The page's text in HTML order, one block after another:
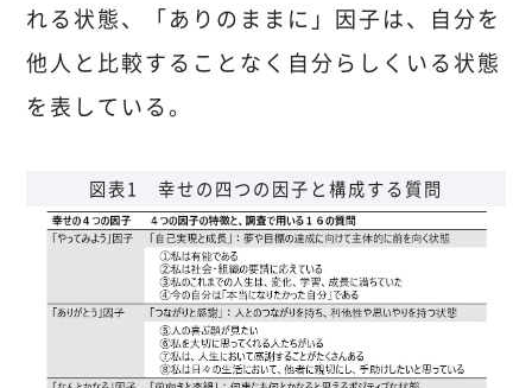
れる状態、「ありのままに」因子は、自分を
他人と比較することなく自分らしくいる状態
を表している。
図表1 幸せの四つの因子と構成する質問